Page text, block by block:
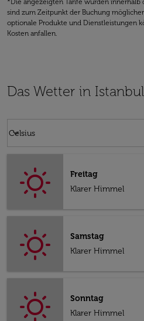
*Die angezeigten Tarife wurden innerhalb
sind zum Zeitpunkt der Buchung
optionale Produkte und Dienstleistungen
Kosten anfallen.
Das Wetter in Istanbul
Celsius
keyboard_arrow_down
Freitag
Klarer Himmel
Samstag
Klarer Himmel
Sonntag
Klarer Himmel